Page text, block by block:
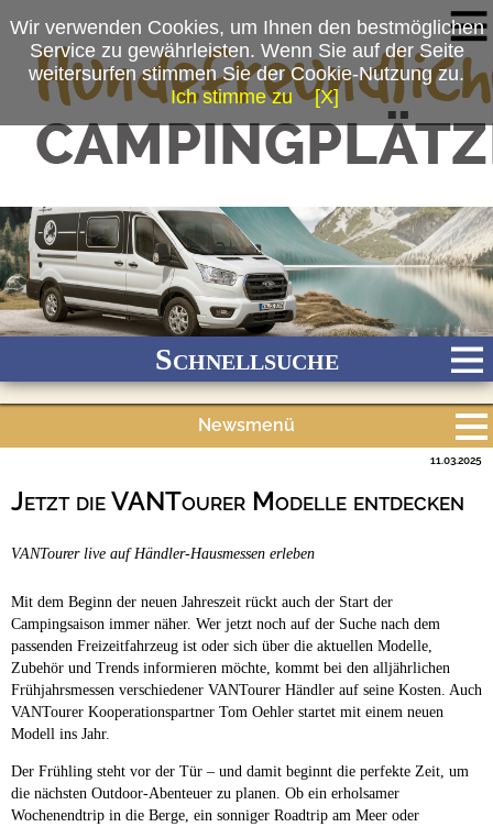
(c) EuroCaravaning GmbH & Co. KG
Schnellsuche
Ganzjährig geöffnet
Newsmenü
Campingplätze
Camping & Caravan
Touristik
Jetzt die VANTourer Modelle entdecken
11.03.2025
VANTourer live auf Händler-Hausmessen erleben
Mit dem Beginn der neuen Jahreszeit rückt auch der Start der
Campingsaison immer näher. Wer jetzt noch auf der Suche nach dem
passenden Freizeitfahrzeug ist oder sich über die aktuellen Modelle,
Zubehör und Trends informieren möchte, kommt bei den alljährlichen
Frühjahrsmessen verschiedener VANTourer Händler auf seine Kosten. Auch
VANTourer Kooperationspartner Tom Oehler startet mit einem neuen
Modell ins Jahr.
Der Frühling steht vor der Tür – und damit beginnt die perfekte Zeit, um
die nächsten Outdoor-Abenteuer zu planen. Ob ein erholsamer
Wochenendtrip in die Berge, ein sonniger Roadtrip am Meer oder
Wir verwenden Cookies, um Ihnen den bestmöglichen
Service zu gewährleisten. Wenn Sie auf der Seite
weitersurfen stimmen Sie der Cookie-Nutzung zu.
Ich stimme zu
[X]